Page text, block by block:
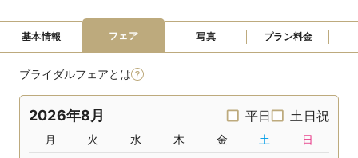
基本情報 フェア 写真 プラン料金
ブライダルフェアとは
2026年8月 平日 土日祝
月 火 水 木 金 土 日